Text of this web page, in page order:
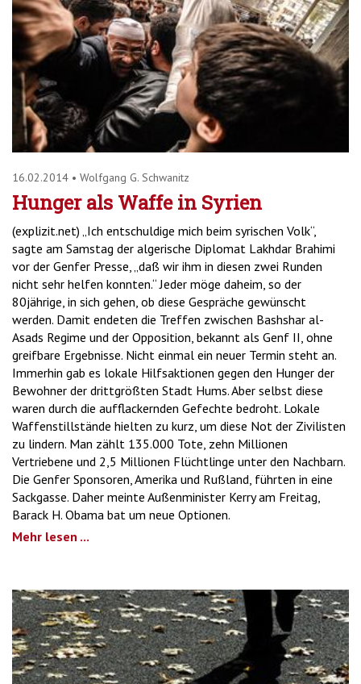
16.02.2014 • Wolfgang G. Schwanitz
Hunger als Waffe in Syrien
(explizit.net) „Ich entschuldige mich beim syrischen Volk“,
sagte am Samstag der algerische Diplomat Lakhdar Brahimi
vor der Genfer Presse, „daß wir ihm in diesen zwei Runden
nicht sehr helfen konnten.“ Jeder möge daheim, so der
80jährige, in sich gehen, ob diese Gespräche gewünscht
werden. Damit endeten die Treffen zwischen Bashshar al-
Asads Regime und der Opposition, bekannt als Genf II, ohne
greifbare Ergebnisse. Nicht einmal ein neuer Termin steht an.
Immerhin gab es lokale Hilfsaktionen gegen den Hunger der
Bewohner der drittgrößten Stadt Hums. Aber selbst diese
waren durch die aufflackernden Gefechte bedroht. Lokale
Waffenstillstände hielten zu kurz, um diese Not der Zivilisten
zu lindern. Man zählt 135.000 Tote, zehn Millionen
Vertriebene und 2,5 Millionen Flüchtlinge unter den Nachbarn.
Die Genfer Sponsoren, Amerika und Rußland, führten in eine
Sackgasse. Daher meinte Außenminister Kerry am Freitag,
Barack H. Obama bat um neue Optionen.
Mehr lesen ...